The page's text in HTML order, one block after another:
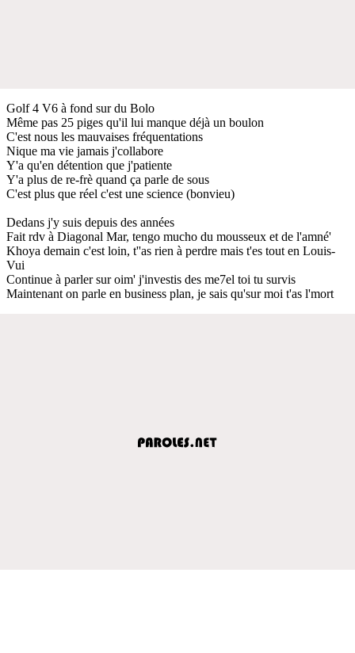
Golf 4 V6 à fond sur du Bolo
Même pas 25 piges qu'il lui manque déjà un boulon
C'est nous les mauvaises fréquentations
Nique ma vie jamais j'collabore
Y'a qu'en détention que j'patiente
Y'a plus de re-frè quand ça parle de sous
C'est plus que réel c'est une science (bonvieu)
Dedans j'y suis depuis des années
Fait rdv à Diagonal Mar, tengo mucho du mousseux et de l'amné'
Khoya demain c'est loin, t''as rien à perdre mais t'es tout en Louis-
Vui
Continue à parler sur oim' j'investis des me7el toi tu survis
Maintenant on parle en business plan, je sais qu'sur moi t'as l'mort